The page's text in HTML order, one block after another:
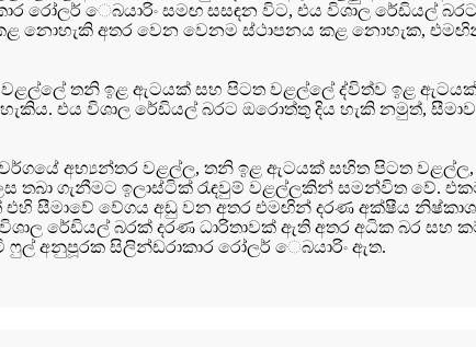
රෝලර් ෙබයාරිං සමඟ සසඳන විට, එය විශාල රේඩියල්
නොහැකි අතර වෙන වෙනම ස්ථාපනය කළ නොහැක,
වළල්ලේ තනි ඉළ ඇටයක් සහ පිටත වළල්ලේ ද්විත්ව ඉළ
එය විශාල රේඩියල් බරට ඔරොත්තු දිය හැකි නමුත්,
අභ්‍යන්තර වළල්ල, තනි ඉළ ඇටයක් සහිත පිටත
තබා ගැනීමට ඉලාස්ටික් රැඳවුම් වළල්ලකින් සමන්විත වේ.
එහි සීමාවේ වේගය අඩු වන අතර එමඟින් දරණ අක්ෂීය
රේඩියල් බරක් දරණ ධාරිතාවක් ඇති අතර අධික බර සහ
අනුපූරක සිලින්ඩරාකාර රෝලර් ෙබයාරිං ඇත.